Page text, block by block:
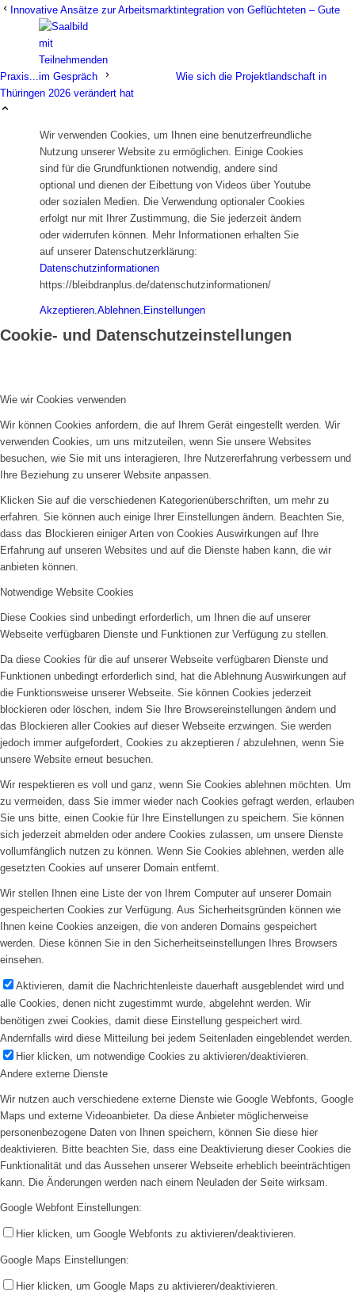
Innovative Ansätze zur Arbeitsmarktintegration von Geflüchteten – Gute
Praxis...
Wie sich die Projektlandschaft in
Thüringen 2026 verändert hat
Wir verwenden Cookies, um Ihnen eine benutzerfreundliche
Nutzung unserer Website zu ermöglichen. Einige Cookies
sind für die Grundfunktionen notwendig, andere sind
optional und dienen der Eibettung von Videos über Youtube
oder sozialen Medien. Die Verwendung optionaler Cookies
erfolgt nur mit Ihrer Zustimmung, die Sie jederzeit ändern
oder widerrufen können. Mehr Informationen erhalten Sie
auf unserer Datenschutzerklärung:
Datenschutzinformationen
https://bleibdranplus.de/datenschutzinformationen/
Akzeptieren. Ablehnen. Einstellungen
Cookie- und Datenschutzeinstellungen
Wie wir Cookies verwenden
Wir können Cookies anfordern, die auf Ihrem Gerät eingestellt werden. Wir
verwenden Cookies, um uns mitzuteilen, wenn Sie unsere Websites
besuchen, wie Sie mit uns interagieren, Ihre Nutzererfahrung verbessern und
Ihre Beziehung zu unserer Website anpassen.
Klicken Sie auf die verschiedenen Kategorienüberschriften, um mehr zu
erfahren. Sie können auch einige Ihrer Einstellungen ändern. Beachten Sie,
dass das Blockieren einiger Arten von Cookies Auswirkungen auf Ihre
Erfahrung auf unseren Websites und auf die Dienste haben kann, die wir
anbieten können.
Notwendige Website Cookies
Diese Cookies sind unbedingt erforderlich, um Ihnen die auf unserer
Webseite verfügbaren Dienste und Funktionen zur Verfügung zu stellen.
Da diese Cookies für die auf unserer Webseite verfügbaren Dienste und
Funktionen unbedingt erforderlich sind, hat die Ablehnung Auswirkungen auf
die Funktionsweise unserer Webseite. Sie können Cookies jederzeit
blockieren oder löschen, indem Sie Ihre Browsereinstellungen ändern und
das Blockieren aller Cookies auf dieser Webseite erzwingen. Sie werden
jedoch immer aufgefordert, Cookies zu akzeptieren / abzulehnen, wenn Sie
unsere Website erneut besuchen.
Wir respektieren es voll und ganz, wenn Sie Cookies ablehnen möchten. Um
zu vermeiden, dass Sie immer wieder nach Cookies gefragt werden, erlauben
Sie uns bitte, einen Cookie für Ihre Einstellungen zu speichern. Sie können
sich jederzeit abmelden oder andere Cookies zulassen, um unsere Dienste
vollumfänglich nutzen zu können. Wenn Sie Cookies ablehnen, werden alle
gesetzten Cookies auf unserer Domain entfernt.
Wir stellen Ihnen eine Liste der von Ihrem Computer auf unserer Domain
gespeicherten Cookies zur Verfügung. Aus Sicherheitsgründen können wie
Ihnen keine Cookies anzeigen, die von anderen Domains gespeichert
werden. Diese können Sie in den Sicherheitseinstellungen Ihres Browsers
einsehen.
Aktivieren, damit die Nachrichtenleiste dauerhaft ausgeblendet wird und
alle Cookies, denen nicht zugestimmt wurde, abgelehnt werden. Wir
benötigen zwei Cookies, damit diese Einstellung gespeichert wird.
Andernfalls wird diese Mitteilung bei jedem Seitenladen eingeblendet werden.
Hier klicken, um notwendige Cookies zu aktivieren/deaktivieren.
Andere externe Dienste
Wir nutzen auch verschiedene externe Dienste wie Google Webfonts, Google
Maps und externe Videoanbieter. Da diese Anbieter möglicherweise
personenbezogene Daten von Ihnen speichern, können Sie diese hier
deaktivieren. Bitte beachten Sie, dass eine Deaktivierung dieser Cookies die
Funktionalität und das Aussehen unserer Webseite erheblich beeinträchtigen
kann. Die Änderungen werden nach einem Neuladen der Seite wirksam.
Google Webfont Einstellungen:
Hier klicken, um Google Webfonts zu aktivieren/deaktivieren.
Google Maps Einstellungen:
Hier klicken, um Google Maps zu aktivieren/deaktivieren.